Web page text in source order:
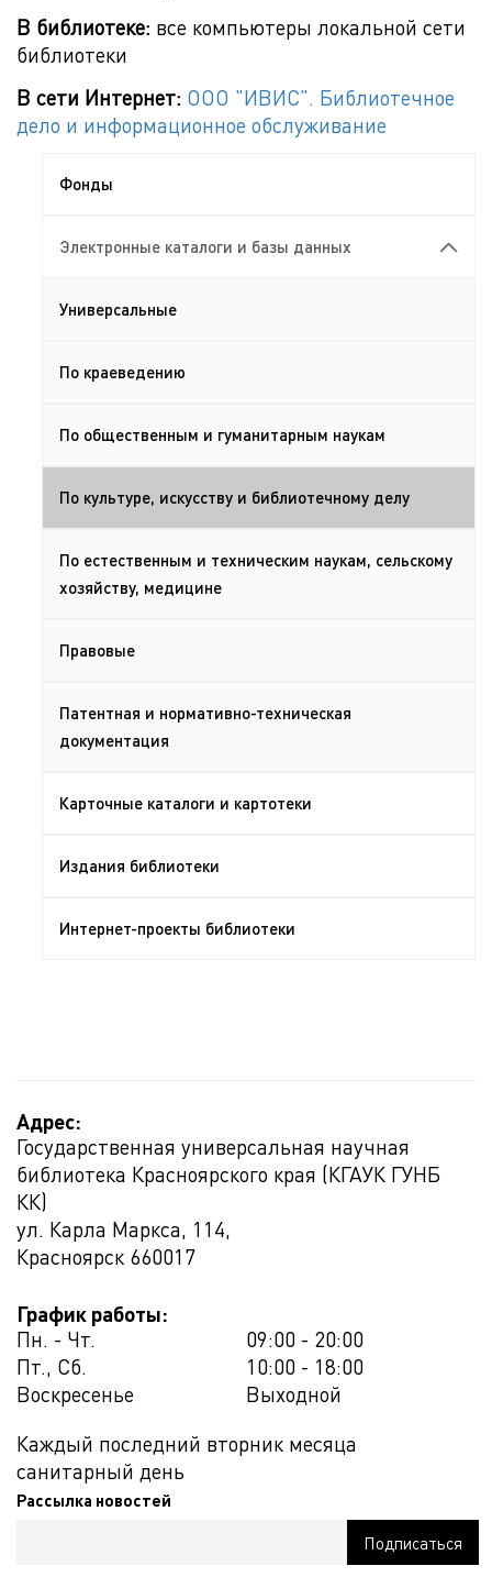
В библиотеке: все компьютеры локальной сети
библиотеки
В сети Интернет: ООО "ИВИС". Библиотечное
дело и информационное обслуживание
Фонды
Электронные каталоги и базы данных
Универсальные
По краеведению
По общественным и гуманитарным наукам
По культуре, искусству и библиотечному делу
По естественным и техническим наукам, сельскому
хозяйству, медицине
Правовые
Патентная и нормативно-техническая
документация
Карточные каталоги и картотеки
Издания библиотеки
Интернет-проекты библиотеки
Адрес:
Государственная универсальная научная
библиотека Красноярского края (КГАУК ГУНБ
КК)
ул. Карла Маркса, 114,
Красноярск 660017
График работы:
Пн. - Чт.
09:00 - 20:00
Пт., Сб.
10:00 - 18:00
Воскресенье
Выходной
Каждый последний вторник месяца
санитарный день
Рассылка новостей